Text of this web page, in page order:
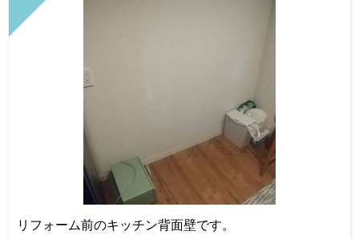
リフォーム前のキッチン背面壁です。